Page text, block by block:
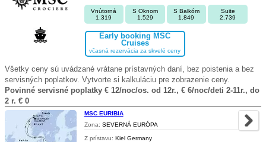
Vnútorná
1.319
S Oknom
1.529
S Balkóm
1.849
Suite
2.739
Early booking MSC
Cruises
včasná rezervácia za skvelé ceny
Všetky ceny sú uvádzané vrátane prístavných daní, bez poistenia a bez
servisných poplatkov. Vytvorte si kalkuláciu pre zobrazenie ceny.
Povinné servisné poplatky € 12/noc/os. od 12r., € 6/noc/deti 2-11r., do
2 r. € 0
MSC EURIBIA
Zona: SEVERNÁ EURÓPA
Z prístavu: Kiel Germany